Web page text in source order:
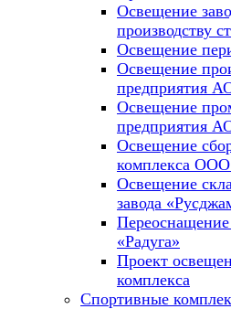
Освещение
производству
Освещение
Освещение
предприятия
Освещение
предприятия
Освещение
комплекса
Освещение
завода
Переоснащение
«Радуга»
Проект
комплекса
Спортивные